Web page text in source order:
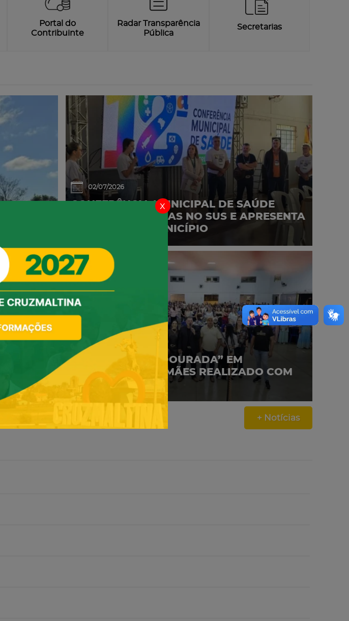
x
Portal do
Contribuinte
Radar Transparência
Pública
Secretarias
02/07/2026
CONFERÊNCIA MUNICIPAL DE SAÚDE
DEBATE MELHORIAS NO SUS E APRESENTA
AVANÇOS NO MUNICÍPIO
06/05/2026
EVENTO “NOITE DOURADA” EM
HOMENAGEM ÀS MÃES REALIZADO COM
SUCESSO
+ Notícias